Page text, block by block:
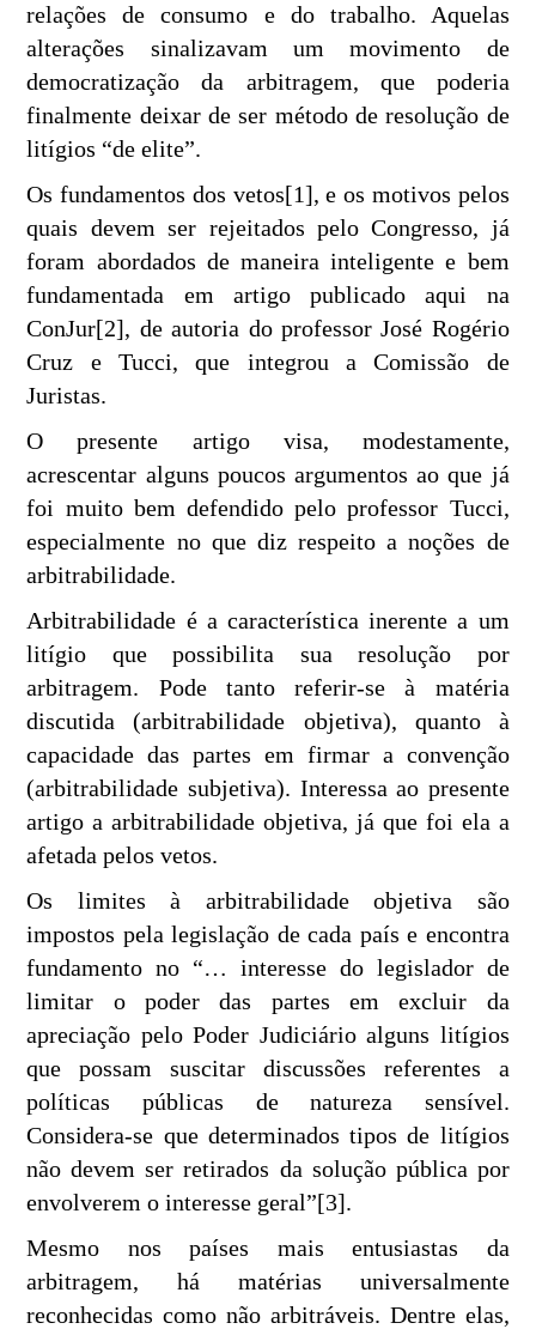
relações de consumo e do trabalho. Aquelas
alterações sinalizavam um movimento de
democratização da arbitragem, que poderia
finalmente deixar de ser método de resolução de
litígios “de elite”.
Os fundamentos dos vetos[1], e os motivos pelos
quais devem ser rejeitados pelo Congresso, já
foram abordados de maneira inteligente e bem
fundamentada em artigo publicado aqui na
ConJur[2], de autoria do professor José Rogério
Cruz e Tucci, que integrou a Comissão de
Juristas.
O presente artigo visa, modestamente,
acrescentar alguns poucos argumentos ao que já
foi muito bem defendido pelo professor Tucci,
especialmente no que diz respeito a noções de
arbitrabilidade.
Arbitrabilidade é a característica inerente a um
litígio que possibilita sua resolução por
arbitragem. Pode tanto referir-se à matéria
discutida (arbitrabilidade objetiva), quanto à
capacidade das partes em firmar a convenção
(arbitrabilidade subjetiva). Interessa ao presente
artigo a arbitrabilidade objetiva, já que foi ela a
afetada pelos vetos.
Os limites à arbitrabilidade objetiva são
impostos pela legislação de cada país e encontra
fundamento no “… interesse do legislador de
limitar o poder das partes em excluir da
apreciação pelo Poder Judiciário alguns litígios
que possam suscitar discussões referentes a
políticas públicas de natureza sensível.
Considera-se que determinados tipos de litígios
não devem ser retirados da solução pública por
envolverem o interesse geral”[3].
Mesmo nos países mais entusiastas da
arbitragem, há matérias universalmente
reconhecidas como não arbitráveis. Dentre elas,